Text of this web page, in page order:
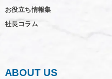
お役立ち情報集
社長コラム
ABOUT US